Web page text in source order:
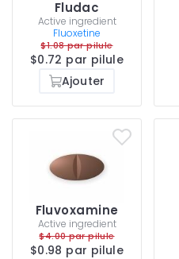
Fludac
Active ingredient
Fluoxetine
$1.08 par pilule
$0.72 par pilule
Ajouter
Fluvoxamine
Active ingredient
$4.00 par pilule
$0.98 par pilule